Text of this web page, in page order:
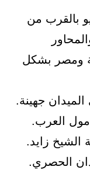
على محور 26 يوليو بالقرب من
ومصر بشكل
جهينة.
مول العرب.